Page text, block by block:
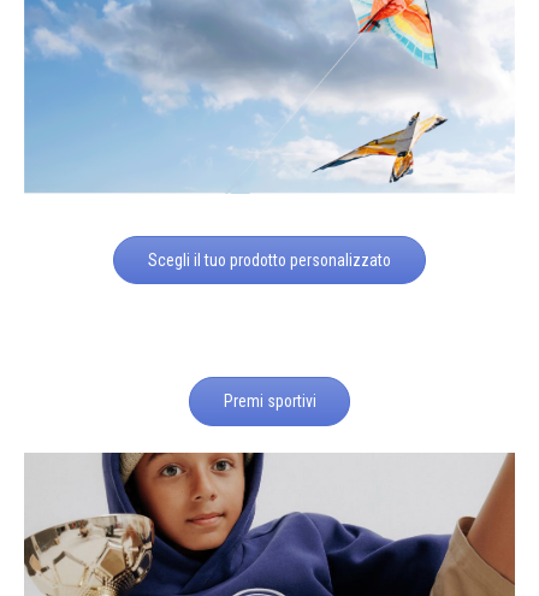
Scegli il tuo prodotto personalizzato
Premi sportivi